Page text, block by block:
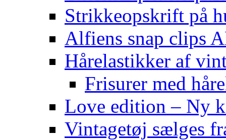
Strikkeopskrift på
Alfiens snap clips
Hårelastikker af
Frisurer med
Love edition – Ny
Vintagetøj sælges